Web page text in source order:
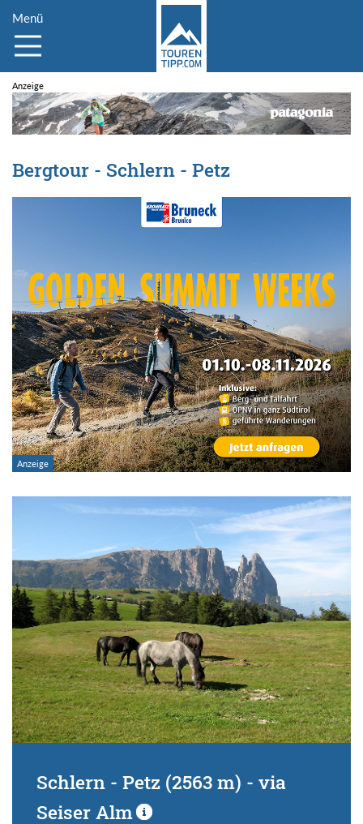
Menü
Bergtour - Schlern - Petz
Schlern - Petz (2563 m) - via
Seiser Alm